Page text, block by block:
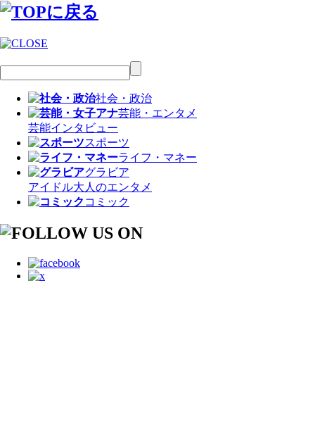
社会・政治
芸能・エンタメ
芸能インタビュー
スポーツ
ライフ・マネー
グラビア
アイドル大人のエンタメ
コミック